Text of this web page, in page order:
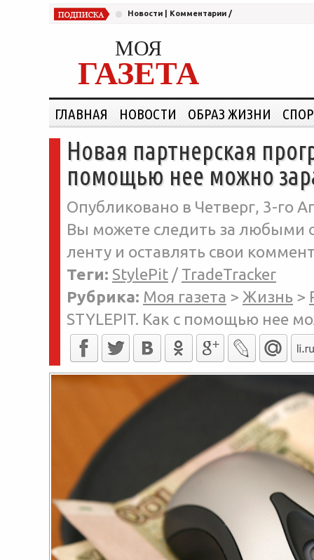
Новости Комментарии /
МОЯ
ГАЗЕТА
ГЛАВНАЯ НОВОСТИ ОБРАЗ ЖИЗНИ
Новая партнерская
помощью нее можно
Опубликовано в Четверг, 3-го
Вы можете следить за любыми
ленту и оставлять свои
Теги: StylePit / TradeTracker
Рубрика: Моя газета > Жизнь >
STYLEPIT. Как с помощью нее